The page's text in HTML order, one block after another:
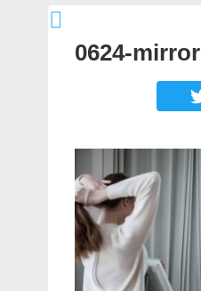
0624-mirror